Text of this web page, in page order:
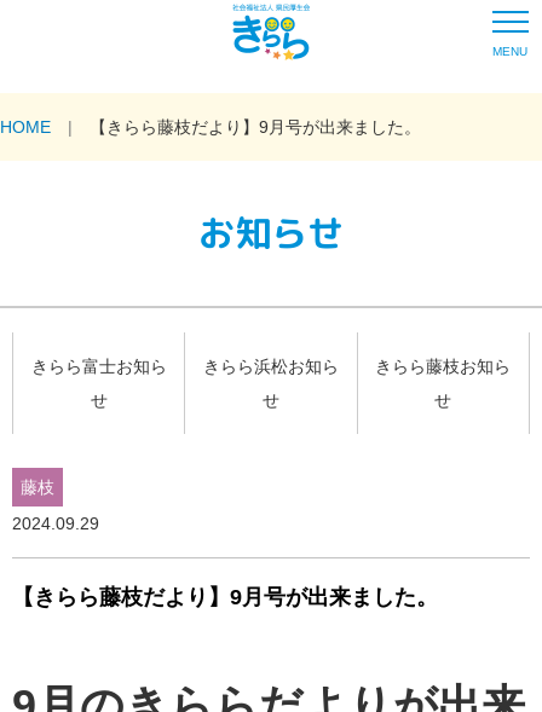
MENU
HOME 【きらら藤枝だより】9月号が出来ました。
お知らせ
きらら富士お知ら
せ
きらら浜松お知ら
せ
きらら藤枝お知ら
せ
藤枝
2024.09.29
【きらら藤枝だより】9月号が出来ました。